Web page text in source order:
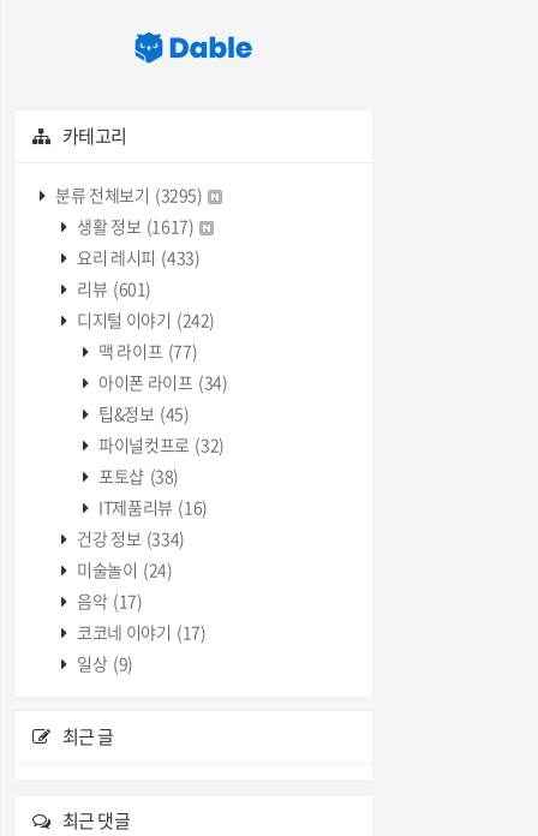
카테고리
분류 전체보기 (3295)
생활 정보 (1617)
요리 레시피 (433)
리뷰 (601)
디지털 이야기 (242)
맥 라이프 (77)
아이폰 라이프 (34)
팁&정보 (45)
파이널컷프로 (32)
포토샵 (38)
IT제품리뷰 (16)
건강 정보 (334)
미술놀이 (24)
음악 (17)
코코네 이야기 (17)
일상 (9)
최근 글
최근 댓글